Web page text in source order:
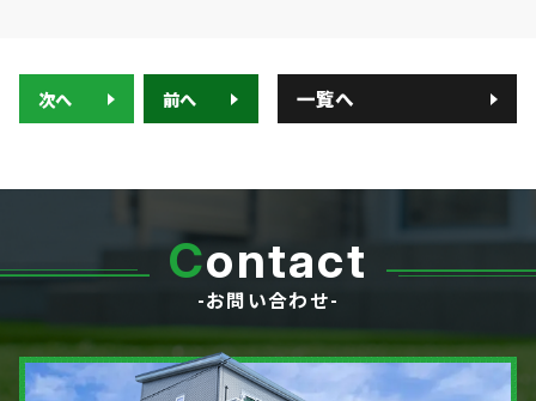
次へ 前へ 一覧へ
Contact
-お問い合わせ-